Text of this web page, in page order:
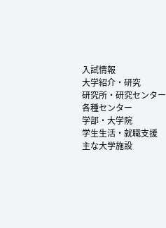
入試情報
大学紹介・研究
研究所・研究センター
各種センター
学部・大学院
学生生活・就職支援
主な大学施設